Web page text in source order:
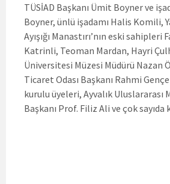
TÜSİAD Başkanı Ümit Boyner ve
Boyner, ünlü işadamı Halis Komili,
Ayışığı Manastırı’nın eski sahipleri
Katrinli, Teoman Mardan, Hayri
Üniversitesi Müzesi Müdürü Nazan
Ticaret Odası Başkanı Rahmi
kurulu üyeleri, Ayvalık Uluslararası
Başkanı Prof. Filiz Ali ve çok sayıda